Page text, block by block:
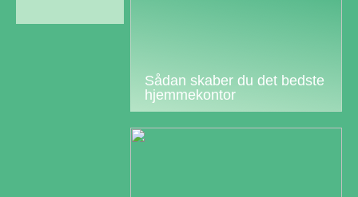
Sådan skaber du det bedste
hjemmekontor